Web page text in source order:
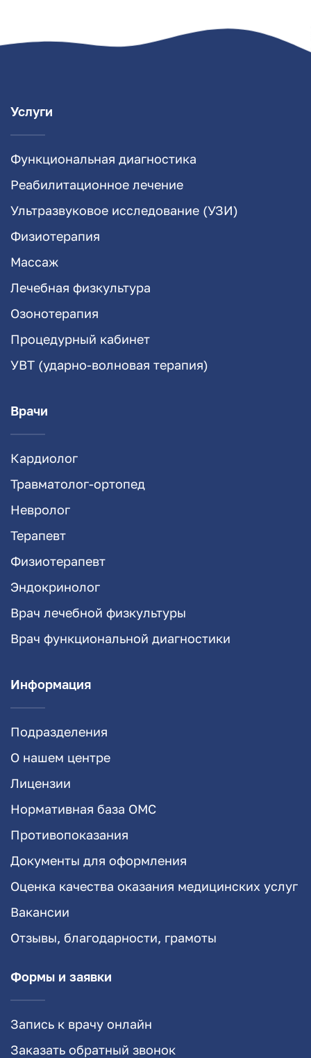
Услуги
Функциональная диагностика
Реабилитационное лечение
Ультразвуковое исследование (УЗИ)
Физиотерапия
Массаж
Лечебная физкультура
Озонотерапия
Процедурный кабинет
УВТ (ударно-волновая терапия)
Врачи
Кардиолог
Травматолог-ортопед
Невролог
Терапевт
Физиотерапевт
Эндокринолог
Врач лечебной физкультуры
Врач функциональной диагностики
Информация
Подразделения
О нашем центре
Лицензии
Нормативная база ОМС
Противопоказания
Документы для оформления
Оценка качества оказания медицинских услуг
Вакансии
Отзывы, благодарности, грамоты
Формы и заявки
Запись к врачу онлайн
Заказать обратный звонок